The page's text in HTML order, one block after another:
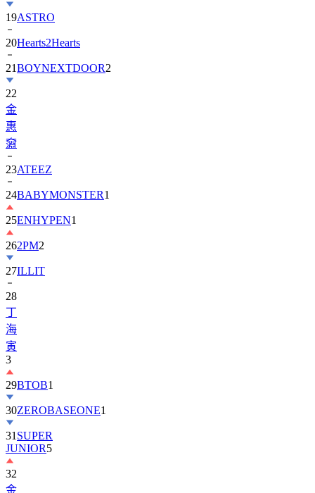
20Hearts2Hearts
21BOYNEXTDOOR
22
金
惠
奫
23
24BABYMONSTER
25ENHYPEN1
262PM2
27ILLIT
28
丁
海
寅
3
29
30ZEROBASEONE
31SUPER
JUNIOR
32
金
智